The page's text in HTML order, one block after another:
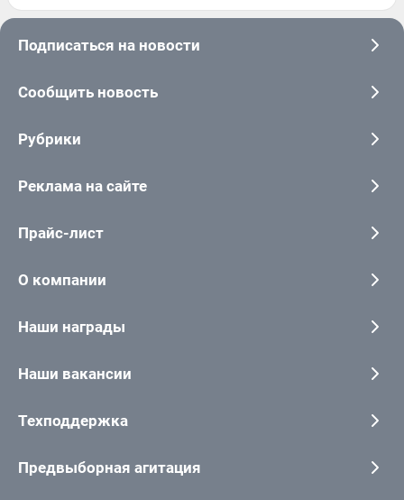
Подписаться на новости
Сообщить новость
Рубрики
Реклама на сайте
Прайс-лист
О компании
Наши награды
Наши вакансии
Техподдержка
Предвыборная агитация